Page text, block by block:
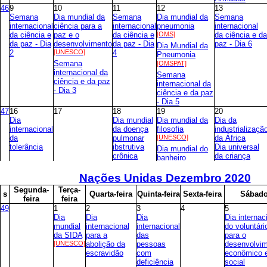
469
Semana
internacional
da ciência e
da paz - Dia
2
10
Dia mundial da
ciência para a
paz e o
desenvolvimento
[UNESCO]
Semana
internacional da
ciência e da paz
- Dia 3
11
Semana
internacional
da ciência e
da paz - Dia
4
12
Dia mundial da
pneumonia
[OMS]
Dia Mundial da
Pneumonia
[OMSPAT]
Semana
internacional da
ciência e da paz
- Dia 5
13
Semana
internacional
da ciência e da
paz - Dia 6
4716
Dia
internacional
da
tolerância
17
18
Dia mundial
da doença
pulmonar
ibstrutiva
crônica
[OPAS]
19
Dia mundial da
filosofia
[UNESCO]
Dia mundial do
banheiro
20
Dia da
da África
Dia universal
da criança
4823 24
25
Dia
internacional
eliminação
da violência
contra as
mulheres
[UNESCO]
26
Dia de Ação de
Graças [headq]
27
Nações Unidas Dezembro 2020
s Segunda-
feira
Terça-
feira
Quarta-feira Quinta-feira Sexta-feira S
49
1
Dia
mundial
da SIDA
[UNESCO]
2
Dia
internacional
para a
abolição da
escravidão
3
Dia
internacional
das
pessoas
com
deficiência
4
5
Dia
do
para o
econômico
social